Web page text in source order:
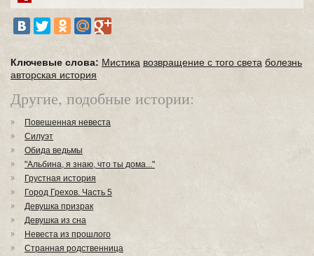
Ключевые слова: Мистика возвращение с того света болезнь
авторская история
Другие, подобные истории:
Повешенная невеста
Силуэт
Обида ведьмы
"Альбина, я знаю, что ты дома..."
Грустная история
Город Грехов. Часть 5
Девушка призрак
Девушка из сна
Невеста из прошлого
Странная родственница